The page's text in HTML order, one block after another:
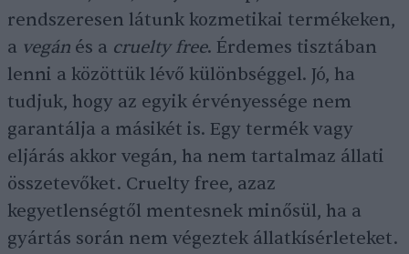
rendszeresen látunk kozmetikai termékeken,
a vegán és a cruelty free. Érdemes tisztában
lenni a közöttük lévő különbséggel. Jó, ha
tudjuk, hogy az egyik érvényessége nem
garantálja a másikét is. Egy termék vagy
eljárás akkor vegán, ha nem tartalmaz állati
összetevőket. Cruelty free, azaz
kegyetlenségtől mentesnek minősül, ha a
gyártás során nem végeztek állatkísérleteket.